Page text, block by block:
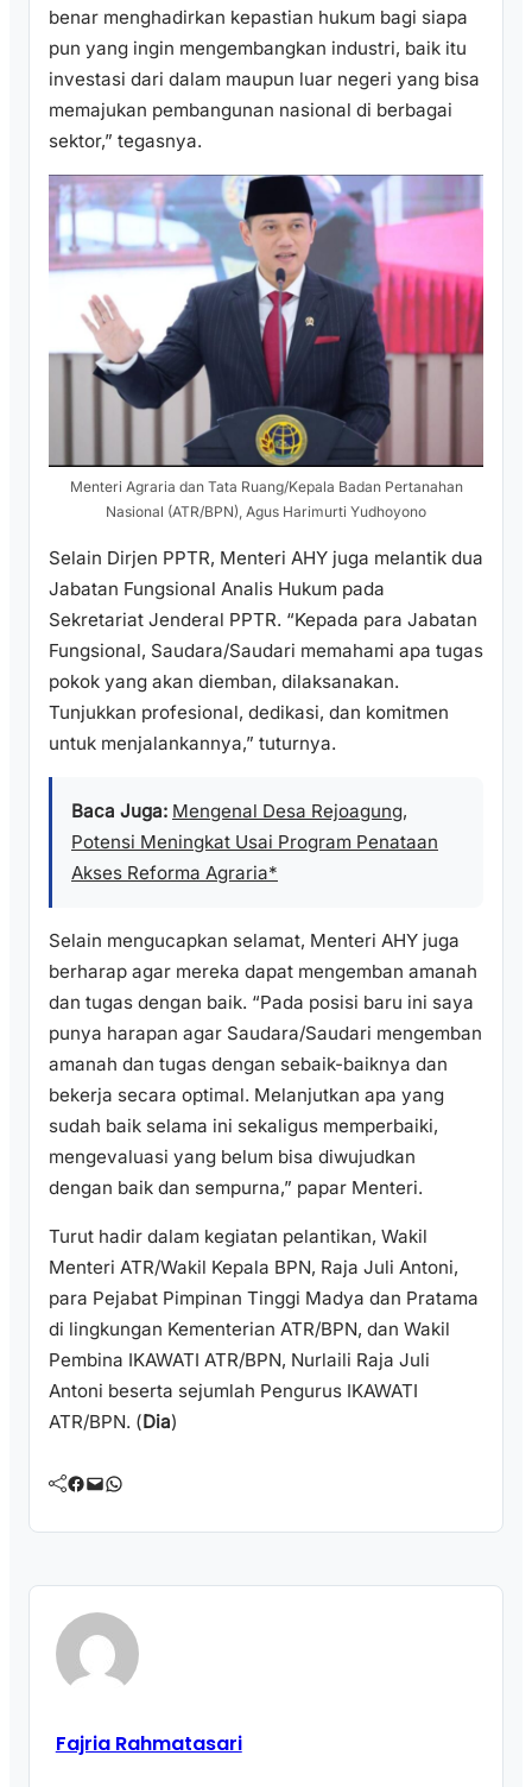
benar menghadirkan kepastian hukum bagi siapa
pun yang ingin mengembangkan industri, baik itu
investasi dari dalam maupun luar negeri yang bisa
memajukan pembangunan nasional di berbagai
sektor,” tegasnya.
Menteri Agraria dan Tata Ruang/Kepala Badan Pertanahan
Nasional (ATR/BPN), Agus Harimurti Yudhoyono
Selain Dirjen PPTR, Menteri AHY juga melantik dua
Jabatan Fungsional Analis Hukum pada
Sekretariat Jenderal PPTR. “Kepada para Jabatan
Fungsional, Saudara/Saudari memahami apa tugas
pokok yang akan diemban, dilaksanakan.
Tunjukkan profesional, dedikasi, dan komitmen
untuk menjalankannya,” tuturnya.
Baca Juga: Mengenal Desa Rejoagung,
Potensi Meningkat Usai Program Penataan
Akses Reforma Agraria*
Selain mengucapkan selamat, Menteri AHY juga
berharap agar mereka dapat mengemban amanah
dan tugas dengan baik. “Pada posisi baru ini saya
punya harapan agar Saudara/Saudari mengemban
amanah dan tugas dengan sebaik-baiknya dan
bekerja secara optimal. Melanjutkan apa yang
sudah baik selama ini sekaligus memperbaiki,
mengevaluasi yang belum bisa diwujudkan
dengan baik dan sempurna,” papar Menteri.
Turut hadir dalam kegiatan pelantikan, Wakil
Menteri ATR/Wakil Kepala BPN, Raja Juli Antoni,
para Pejabat Pimpinan Tinggi Madya dan Pratama
di lingkungan Kementerian ATR/BPN, dan Wakil
Pembina IKAWATI ATR/BPN, Nurlaili Raja Juli
Antoni beserta sejumlah Pengurus IKAWATI
ATR/BPN. (Dia)
Facebook Mail WhatsApp
Fajria Rahmatasari